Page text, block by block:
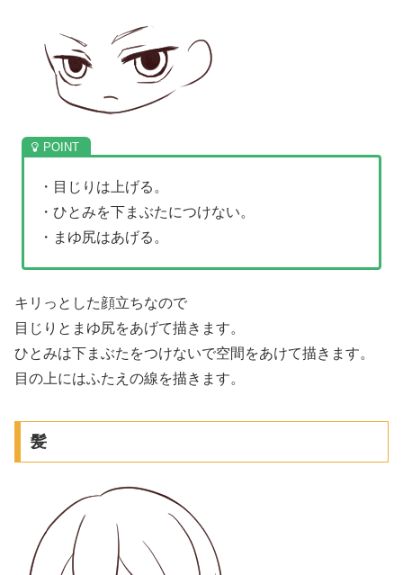
・目じりは上げる。
・ひとみを下まぶたにつけない。
・まゆ尻はあげる。
キリっとした顔立ちなので
目じりとまゆ尻をあげて描きます。
ひとみは下まぶたをつけないで空間をあけて描きます。
目の上にはふたえの線を描きます。
髪